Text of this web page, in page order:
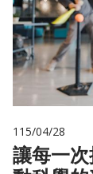
115/04/28
讓每一